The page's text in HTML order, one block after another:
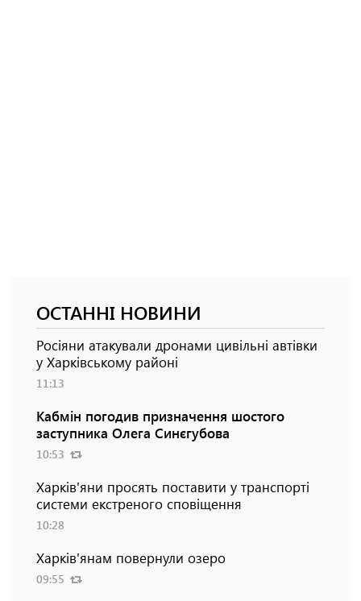
ОСТАННІ НОВИНИ
Росіяни атакували дронами цивільні автівки
у Харківському районі
11:13
Кабмін погодив призначення шостого
заступника Олега Синєгубова
10:53
Харків'яни просять поставити у транспорті
системи екстреного сповіщення
10:28
Харків'янам повернули озеро
09:55